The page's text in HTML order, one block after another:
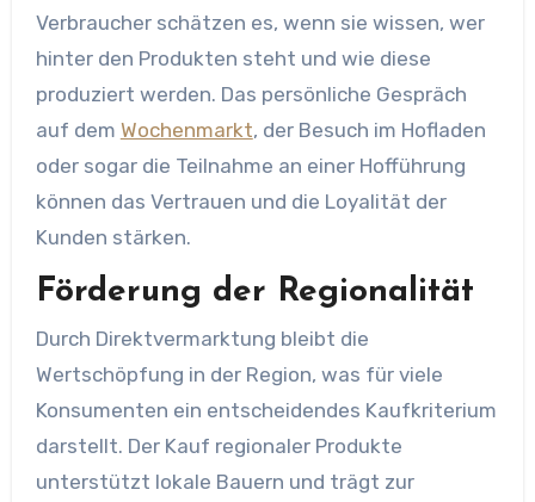
Verbraucher schätzen es, wenn sie wissen, wer
hinter den Produkten steht und wie diese
produziert werden. Das persönliche Gespräch
auf dem Wochenmarkt, der Besuch im Hofladen
oder sogar die Teilnahme an einer Hofführung
können das Vertrauen und die Loyalität der
Kunden stärken.
Förderung der Regionalität
Durch Direktvermarktung bleibt die
Wertschöpfung in der Region, was für viele
Konsumenten ein entscheidendes Kaufkriterium
darstellt. Der Kauf regionaler Produkte
unterstützt lokale Bauern und trägt zur